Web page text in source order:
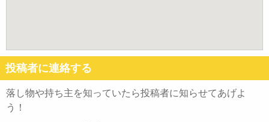
投稿者に連絡する
落し物や持ち主を知っていたら投稿者に知らせてあげよ
う！